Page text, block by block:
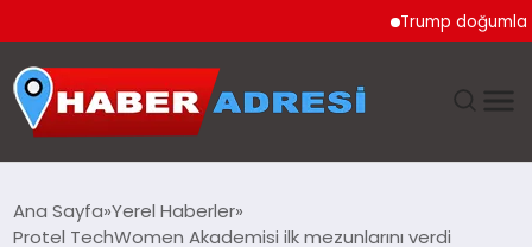
Trump doğumla
Ana Sayfa Yerel Haberler
Protel TechWomen Akademisi ilk mezunlarını verdi